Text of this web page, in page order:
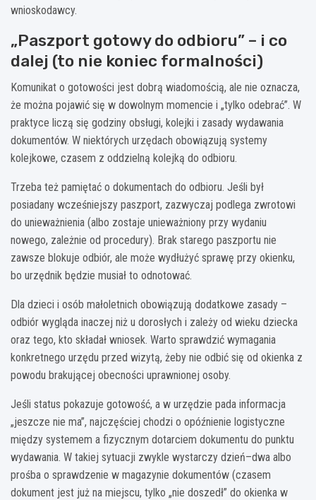
wnioskodawcy.
„Paszport gotowy do odbioru” – i co
dalej (to nie koniec formalności)
Komunikat o gotowości jest dobrą wiadomością, ale nie oznacza,
że można pojawić się w dowolnym momencie i „tylko odebrać”. W
praktyce liczą się godziny obsługi, kolejki i zasady wydawania
dokumentów. W niektórych urzędach obowiązują systemy
kolejkowe, czasem z oddzielną kolejką do odbioru.
Trzeba też pamiętać o dokumentach do odbioru. Jeśli był
posiadany wcześniejszy paszport, zazwyczaj podlega zwrotowi
do unieważnienia (albo zostaje unieważniony przy wydaniu
nowego, zależnie od procedury). Brak starego paszportu nie
zawsze blokuje odbiór, ale może wydłużyć sprawę przy okienku,
bo urzędnik będzie musiał to odnotować.
Dla dzieci i osób małoletnich obowiązują dodatkowe zasady –
odbiór wygląda inaczej niż u dorosłych i zależy od wieku dziecka
oraz tego, kto składał wniosek. Warto sprawdzić wymagania
konkretnego urzędu przed wizytą, żeby nie odbić się od okienka z
powodu brakującej obecności uprawnionej osoby.
Jeśli status pokazuje gotowość, a w urzędzie pada informacja
„jeszcze nie ma”, najczęściej chodzi o opóźnienie logistyczne
między systemem a fizycznym dotarciem dokumentu do punktu
wydawania. W takiej sytuacji zwykle wystarczy dzień–dwa albo
prośba o sprawdzenie w magazynie dokumentów (czasem
dokument jest już na miejscu, tylko „nie doszedł” do okienka w